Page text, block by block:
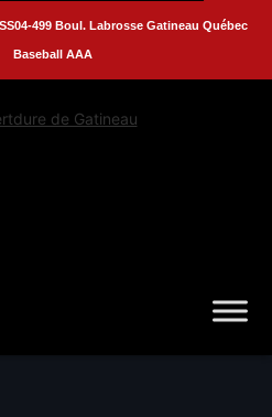
SS04-499 Boul. Labrosse Gatineau Québec
Baseball AAA